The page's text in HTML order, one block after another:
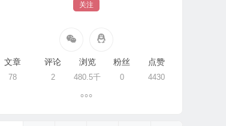
关注
文章
78
评论
2
浏览
480.5千
粉丝
0
点赞
4430